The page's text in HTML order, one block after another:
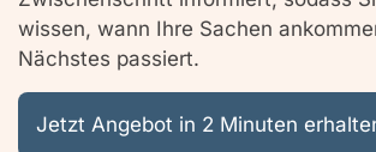
wissen, wann Ihre Sachen
Nächstes passiert.
Jetzt Angebot in 2 Minuten